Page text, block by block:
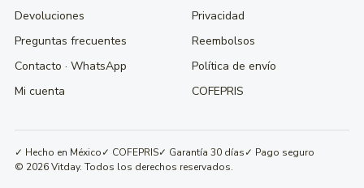
Devoluciones
Preguntas frecuentes
Contacto · WhatsApp
Mi cuenta
Privacidad
Reembolsos
Política de envío
COFEPRIS
✓ Hecho en México✓ COFEPRIS✓ Garantía 30 días✓ Pago seguro
© 2026 Vitday. Todos los derechos reservados.